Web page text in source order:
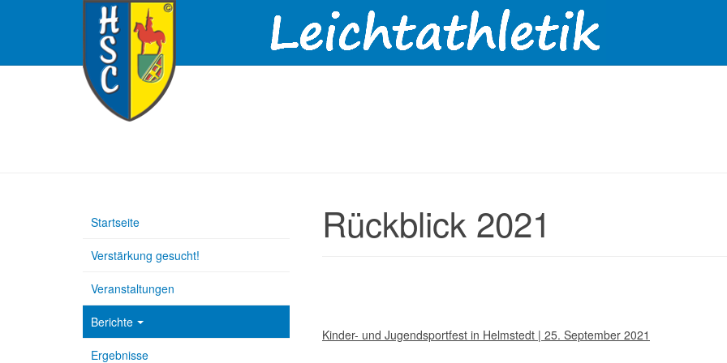
Rückblick 2021
Kinder- und Jugendsportfest in Helmstedt | 25. September 2021
Startseite
Verstärkung gesucht!
Veranstaltungen
Berichte
Ergebnisse